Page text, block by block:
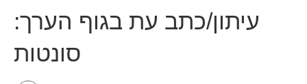
עיתון/כתב עת בגוף הערך:
סונטות